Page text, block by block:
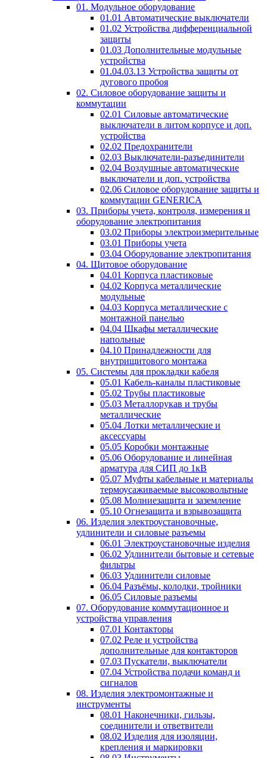
01. Модульное оборудование
01.01 Автоматические выключатели
01.02 Устройства дифференциальной
защиты
01.03 Дополнительные модульные
устройства
01.04.03.13 Устройства защиты от
дугового пробоя
02. Силовое оборудование защиты и
коммутации
02.01 Силовые автоматические
выключатели в литом корпусе и доп.
устройства
02.02 Предохранители
02.03 Выключатели-разъединители
02.04 Воздушные автоматические
выключатели и доп. устройства
02.06 Силовое оборудование защиты и
коммутации GENERICA
03. Приборы учета, контроля, измерения и
оборудование электропитания
03.02 Приборы электроизмерительные
03.01 Приборы учета
03.04 Оборудование электропитания
04. Щитовое оборудование
04.01 Корпуса пластиковые
04.02 Корпуса металлические
модульные
04.03 Корпуса металлические с
монтажной панелью
04.04 Шкафы металлические
напольные
04.10 Принадлежности для
внутрищитового монтажа
05. Системы для прокладки кабеля
05.01 Кабель-каналы пластиковые
05.02 Трубы пластиковые
05.03 Металлорукав и трубы
металлические
05.04 Лотки металлические и
аксессуары
05.05 Коробки монтажные
05.06 Оборудование и линейная
арматура для СИП до 1кВ
05.07 Муфты кабельные и материалы
термоусаживаемые высоковольтные
05.08 Молниезащита и заземление
05.10 Огнезащита и взрывозащита
06. Изделия электроустановочные,
удлинители и силовые разъемы
06.01 Электроустановочные изделия
06.02 Удлинители бытовые и сетевые
фильтры
06.03 Удлинители силовые
06.04 Разъёмы, колодки, тройники
06.05 Силовые разъемы
07. Оборудование коммутационное и
устройства управления
07.01 Контакторы
07.02 Реле и устройства
дополнительные для контакторов
07.03 Пускатели, выключатели
07.04 Устройства подачи команд и
сигналов
08. Изделия электромонтажные и
инструменты
08.01 Наконечники, гильзы,
соединители и ответвители
08.02 Изделия для изоляции,
крепления и маркировки